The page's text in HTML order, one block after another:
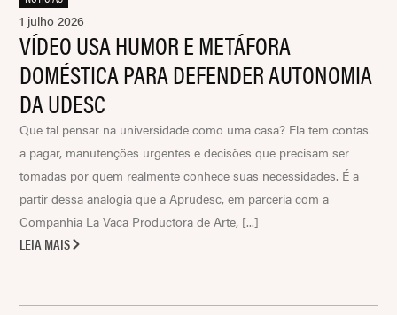
1 julho 2026
VÍDEO USA HUMOR E METÁFORA
DOMÉSTICA PARA DEFENDER AUTONOMIA
DA UDESC
Que tal pensar na universidade como uma casa? Ela tem contas
a pagar, manutenções urgentes e decisões que precisam ser
tomadas por quem realmente conhece suas necessidades. É a
partir dessa analogia que a Aprudesc, em parceria com a
Companhia La Vaca Productora de Arte, [...]
LEIA MAIS